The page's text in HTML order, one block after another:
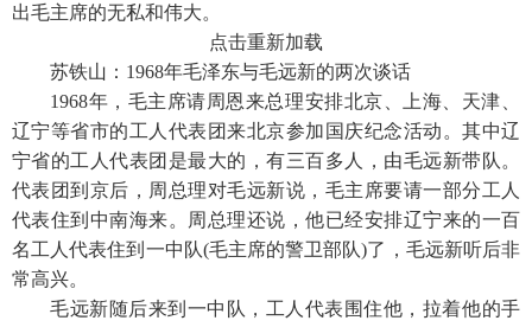
出毛主席的无私和伟大。
点击重新加载
苏铁山 ： 1968年毛泽东与毛远新的两次谈话
1968年 ， 毛主席请周恩来总理安排北京、上海、天津、
辽宁等省市的工人代表团来北京参加国庆纪念活动。其中辽
宁省的工人代表团是最大的 ，有三百多人 ， 由毛远新带队。
代表团到京后 ， 周总理对毛远新说 ， 毛主席要请一部分工人
代表住到中南海来。周总理还说 ，他已经安排辽宁来的一百
名工人代表住到一中队(毛主席的警卫部队)了 ， 毛远新听后非
常高兴。
毛远新随后来到一中队 ， 工人代表围住他 ， 拉着他的手